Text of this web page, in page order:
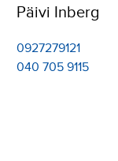
Päivi Inberg
0927279121
040 705 9115